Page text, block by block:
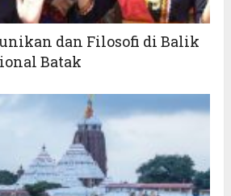
dan Filosofi di Balik
Batak